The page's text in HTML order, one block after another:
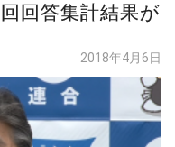
回答集計結果が
2018年4月6日